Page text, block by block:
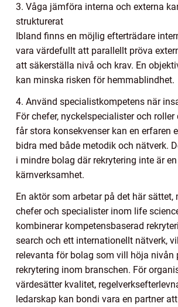
3. Våga jämföra interna och externa
strukturerat
Ibland finns en möjlig efterträdare
vara värdefullt att parallellt pröva
att säkerställa nivå och krav. En
kan minska risken för hemmablindhet.
4. Använd specialistkompetens när
För chefer, nyckelspecialister och
får stora konsekvenser kan en erfaren
bidra med både metodik och nätverk.
i mindre bolag där rekrytering inte är
kärnverksamhet.
En aktör som arbetar på det här sättet,
chefer och specialister inom life
kombinerar kompetensbaserad
search och ett internationellt nätverk,
relevanta för bolag som vill höja nivån
rekrytering inom branschen. För
värdesätter kvalitet,
ledarskap kan bondi vara en partner